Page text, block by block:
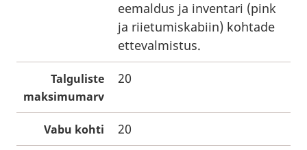
eemaldus ja inventari (pink
ja riietumiskabiin) kohtade
ettevalmistus.
Talguliste
maksimumarv
20
Vabu kohti 20